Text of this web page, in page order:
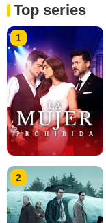
Top series
1
2